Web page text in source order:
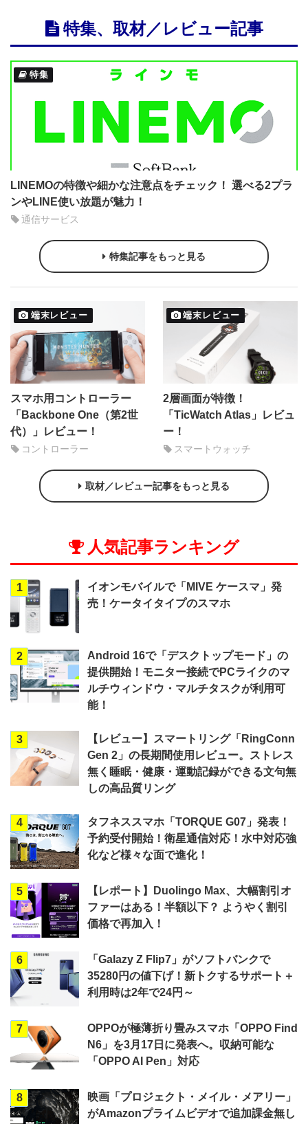
特集、取材／レビュー記事
特集
LINEMOの特徴や細かな注意点をチェック！ 選べる2プラ
ンやLINE使い放題が魅力！
通信サービス
特集記事をもっと見る
端末レビュー
スマホ用コントローラー
「Backbone One（第2世
代）」レビュー！
コントローラー
端末レビュー
2層画面が特徴！
「TicWatch Atlas」レビュ
ー！
スマートウォッチ
取材／レビュー記事をもっと見る
人気記事ランキング
1
イオンモバイルで「MIVE ケースマ」発
売！ケータイタイプのスマホ
2
Android 16で「デスクトップモード」の
提供開始！モニター接続でPCライクのマ
ルチウィンドウ・マルチタスクが利用可
能！
3
【レビュー】スマートリング「RingConn
Gen 2」の長期間使用レビュー。ストレス
無く睡眠・健康・運動記録ができる文句無
しの高品質リング
4
タフネススマホ「TORQUE G07」発表！
予約受付開始！衛星通信対応！水中対応強
化など様々な面で進化！
5
【レポート】Duolingo Max、大幅割引オ
ファーはある！半額以下？ ようやく割引
価格で再加入！
6
「Galazy Z Flip7」がソフトバンクで
35280円の値下げ！新トクするサポート＋
利用時は2年で24円～
7
OPPOが極薄折り畳みスマホ「OPPO Find
N6」を3月17日に発表へ。収納可能な
「OPPO AI Pen」対応
8
映画「プロジェクト・メイル・メアリー」
がAmazonプライムビデオで追加課金無し